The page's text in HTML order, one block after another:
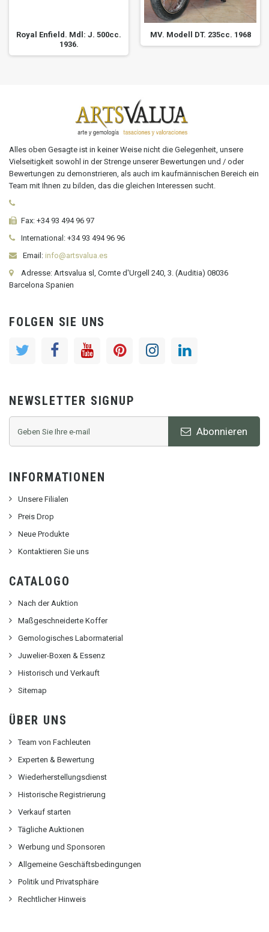
Royal Enfield. Mdl: J. 500cc.
1936.
MV. Modell DT. 235cc. 1968
Alles oben Gesagte ist in keiner Weise nicht die Gelegenheit, unsere
Vielseitigkeit sowohl in der Strenge unserer Bewertungen und / oder
Bewertungen zu demonstrieren, als auch im kaufmännischen Bereich ein
Team mit Ihnen zu bilden, das die gleichen Interessen sucht.
Fax: +34 93 494 96 97
International: +34 93 494 96 96
Email: info@artsvalua.es
Adresse: Artsvalua sl, Comte d'Urgell 240, 3. (Auditia) 08036
Barcelona Spanien
FOLGEN SIE UNS
NEWSLETTER SIGNUP
Abonnieren
INFORMATIONEN
Unsere Filialen
Preis Drop
Neue Produkte
Kontaktieren Sie uns
CATALOGO
Nach der Auktion
Maßgeschneiderte Koffer
Gemologisches Labormaterial
Juwelier-Boxen & Essenz
Historisch und Verkauft
Sitemap
ÜBER UNS
Team von Fachleuten
Experten & Bewertung
Wiederherstellungsdienst
Historische Registrierung
Verkauf starten
Tägliche Auktionen
Werbung und Sponsoren
Allgemeine Geschäftsbedingungen
Politik und Privatsphäre
Rechtlicher Hinweis